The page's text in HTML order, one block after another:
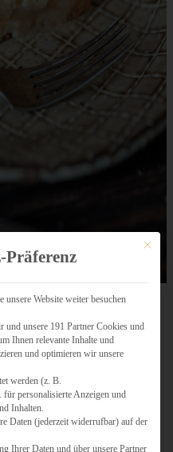
Apfelkompott-
von 24 bis 26 cm
Mit
Präferenz
Website weiter besuchen
unsere 191 Partner Cookies und
Ihnen relevante Inhalte und
und optimieren wir unsere
werden (z. B.
personalisierte Anzeigen und
Inhalten.
Daten (jederzeit widerrufbar) auf der
Ihrer Daten und über unsere Partner